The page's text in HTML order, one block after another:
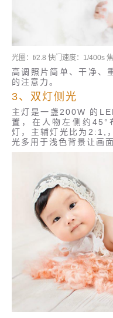
光圈：f/2.8 快门速度：1/400s
高调照片简单、干净、
的注意力。
3、双灯侧光
主灯是一盏200W 的
置，在人物左侧约
灯，主辅灯光比为2:1,
光多用于浅色背景让画